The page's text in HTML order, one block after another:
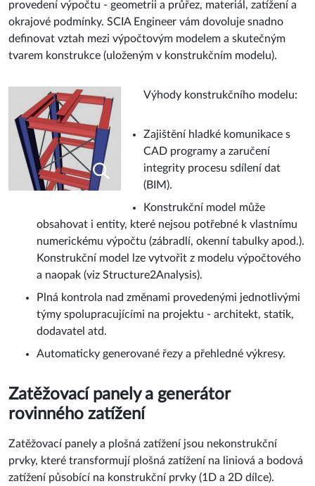
provedení výpočtu - geometrii a průřez, materiál, zatížení a
okrajové podmínky. SCIA Engineer vám dovoluje snadno
definovat vztah mezi výpočtovým modelem a skutečným
tvarem konstrukce (uloženým v konstrukčním modelu).
Výhody konstrukčního modelu:
Zajištění hladké komunikace s
CAD programy a zaručení
integrity procesu sdílení dat
(BIM).
Konstrukční model může
obsahovat i entity, které nejsou potřebné k vlastnímu
numerickému výpočtu (zábradlí, okenní tabulky apod.).
Konstrukční model lze vytvořit z modelu výpočtového
a naopak (viz Structure2Analysis).
Plná kontrola nad změnami provedenými jednotlivými
týmy spolupracujícími na projektu - architekt, statik,
dodavatel atd.
Automaticky generované řezy a přehledné výkresy.
Zatěžovací panely a generátor
rovinného zatížení
Zatěžovací panely a plošná zatížení jsou nekonstrukční
prvky, které transformují plošná zatížení na liniová a bodová
zatížení působící na konstrukční prvky (1D a 2D dílce).